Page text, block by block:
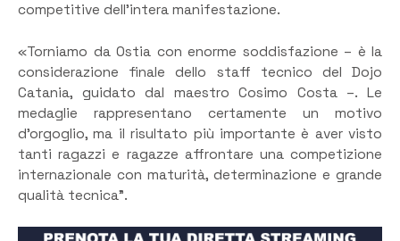
competitive dell’intera manifestazione.
«Torniamo da Ostia con enorme soddisfazione – è la
considerazione finale dello staff tecnico del Dojo
Catania, guidato dal maestro Cosimo Costa –. Le
medaglie rappresentano certamente un motivo
d’orgoglio, ma il risultato più importante è aver visto
tanti ragazzi e ragazze affrontare una competizione
internazionale con maturità, determinazione e grande
qualità tecnica”.